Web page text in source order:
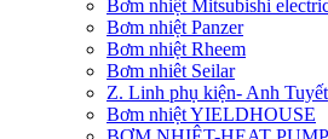
Bơm nhiệt Mitsubishi
Bơm nhiệt Panzer
Bơm nhiệt Rheem
Bơm nhiêt Seilar
Z. Linh phụ kiện- Anh Tuyết
Bơm nhiệt YIELDHOUSE